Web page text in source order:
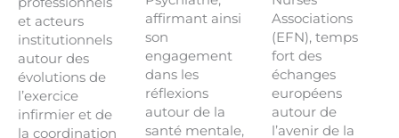
et acteurs
institutionnels
autour des
évolutions de
l’exercice
infirmier et de
la coordination
affirmant ainsi
son
engagement
dans les
réflexions
autour de la
santé mentale,
Associations
(EFN), temps
fort des
échanges
européens
autour de
l’avenir de la